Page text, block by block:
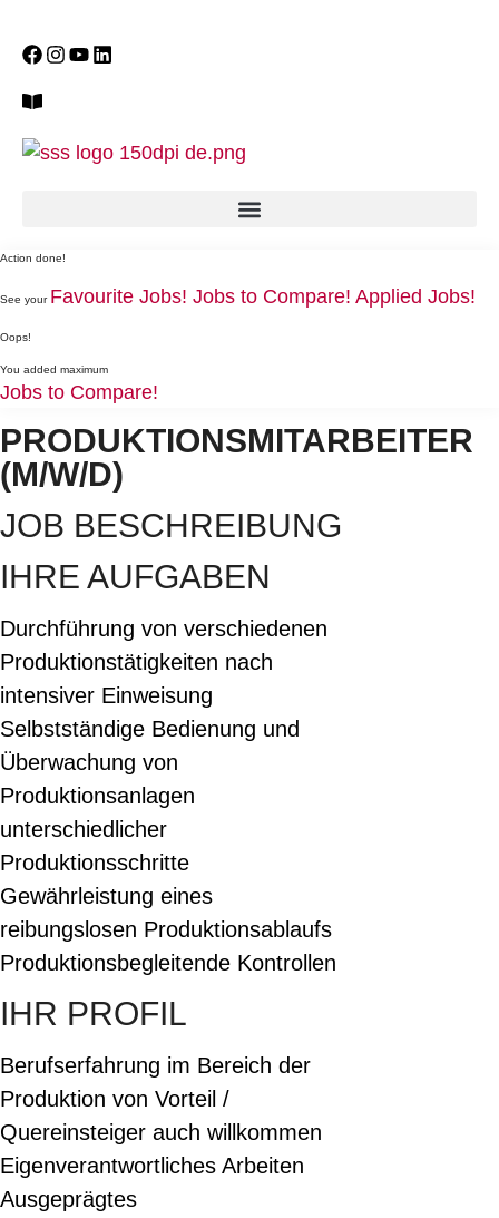
Action done!
See your Favourite Jobs! Jobs to Compare! Applied Jobs!
Oops!
You added maximum
Jobs to Compare!
PRODUKTIONSMITARBEITER
(M/W/D)
JOB BESCHREIBUNG
IHRE AUFGABEN
Durchführung von verschiedenen
Produktionstätigkeiten nach
intensiver Einweisung
Selbstständige Bedienung und
Überwachung von
Produktionsanlagen
unterschiedlicher
Produktionsschritte
Gewährleistung eines
reibungslosen Produktionsablaufs
Produktionsbegleitende Kontrollen
IHR PROFIL
Berufserfahrung im Bereich der
Produktion von Vorteil /
Quereinsteiger auch willkommen
Eigenverantwortliches Arbeiten
Ausgeprägtes